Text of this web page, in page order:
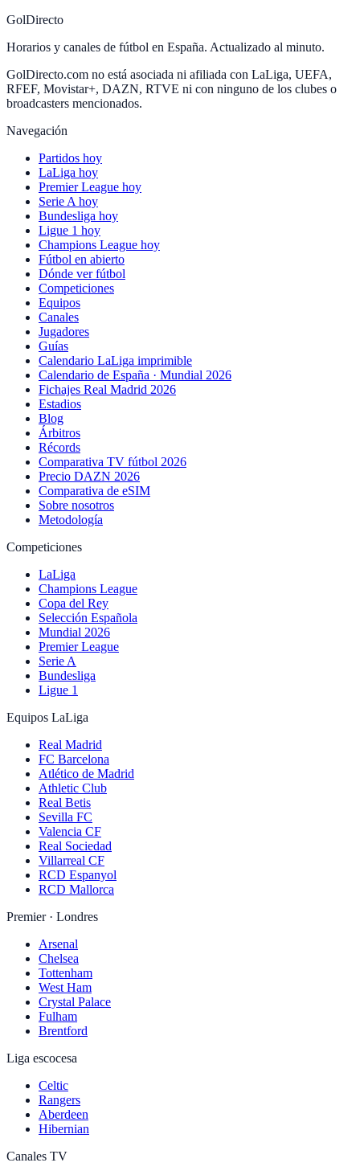
GolDirecto
Horarios y canales de fútbol en España. Actualizado al minuto.
GolDirecto.com no está asociada ni afiliada con LaLiga, UEFA,
RFEF, Movistar+, DAZN, RTVE ni con ninguno de los clubes o
broadcasters mencionados.
Navegación
Partidos hoy
LaLiga hoy
Premier League hoy
Serie A hoy
Bundesliga hoy
Ligue 1 hoy
Champions League hoy
Fútbol en abierto
Dónde ver fútbol
Competiciones
Equipos
Canales
Jugadores
Guías
Calendario LaLiga imprimible
Calendario de España · Mundial 2026
Fichajes Real Madrid 2026
Estadios
Blog
Árbitros
Récords
Comparativa TV fútbol 2026
Precio DAZN 2026
Comparativa de eSIM
Sobre nosotros
Metodología
Competiciones
LaLiga
Champions League
Copa del Rey
Selección Española
Mundial 2026
Premier League
Serie A
Bundesliga
Ligue 1
Equipos LaLiga
Real Madrid
FC Barcelona
Atlético de Madrid
Athletic Club
Real Betis
Sevilla FC
Valencia CF
Real Sociedad
Villarreal CF
RCD Espanyol
RCD Mallorca
Premier · Londres
Arsenal
Chelsea
Tottenham
West Ham
Crystal Palace
Fulham
Brentford
Liga escocesa
Celtic
Rangers
Aberdeen
Hibernian
Canales TV